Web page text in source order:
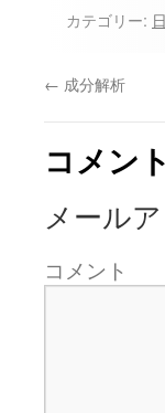
カテゴリー:
← 成分解析
コメン
メール
コメント